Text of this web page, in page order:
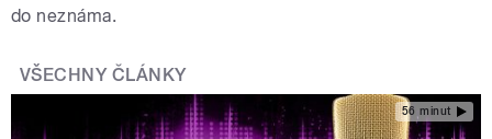
do neznáma.
VŠECHNY ČLÁNKY
56 minut